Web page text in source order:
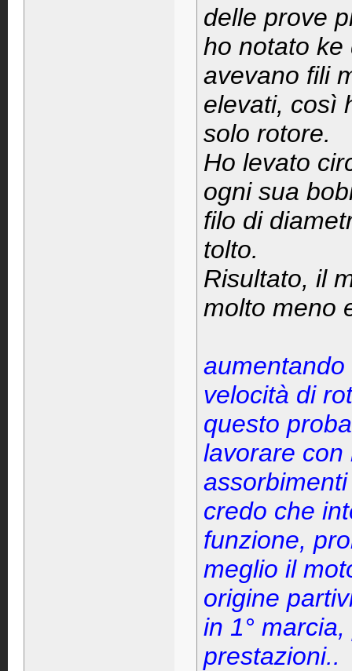
delle prove
ho notato ke
avevano fili
elevati, così
solo rotore.
Ho levato
ogni sua
filo di
tolto.
Risultato, il
molto meno
velocità di
questo
lavorare con
credo che
funzione,
meglio il
origine
in 1°
prestazioni..